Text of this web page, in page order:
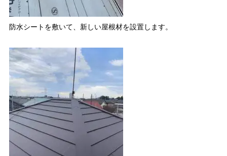
防水シートを敷いて、新しい屋根材を設置します。